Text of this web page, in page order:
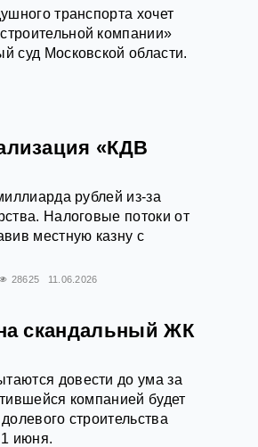
транспорта хочет
компании»
суд Московской области.
«КДВ
рублей из-за
Налоговые потоки от
местную казну с
28625 11.06.2026
скандальный ЖК
довести до ума за
компанией будет
строительства
июня.